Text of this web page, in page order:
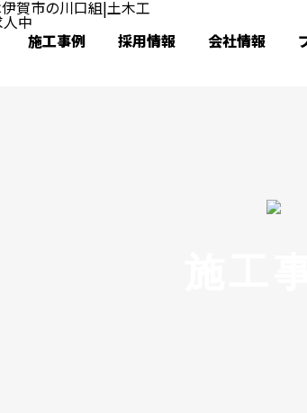
施工事例 採用情報 会社情報